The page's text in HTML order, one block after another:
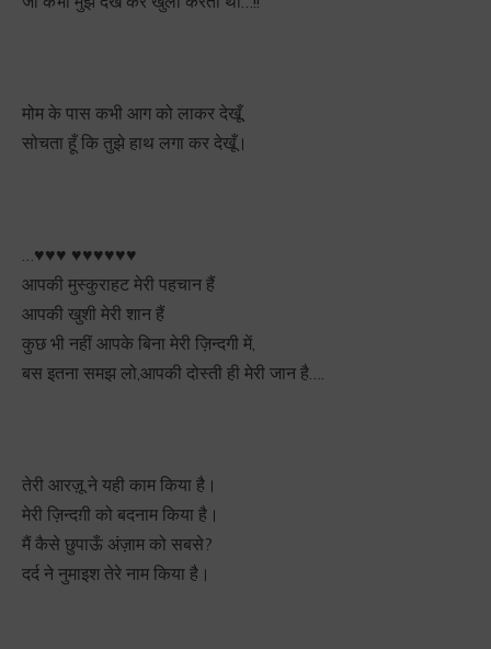
मोम के पास कभी आग को लाकर देखूँ,
सोचता हूँ कि तुझे हाथ लगा कर देखूँ।
♥♥♥ ♥♥♥♥♥♥
आपकी मुस्कुराहट मेरी पहचान हैं
आपकी खुशी मेरी शान हैं
कुछ भी नहीं आपके बिना मेरी ज़िन्दगी में,
बस इतना समझ लो,आपकी दोस्ती ही मेरी जान है….
तेरी आरज़ू ने यही काम किया है।
मेरी ज़िन्दग़ी को बदनाम किया है।
मैं कैसे छुपाऊँ अंज़ाम को सबसे?
दर्द ने नुमाइश तेरे नाम किया है।